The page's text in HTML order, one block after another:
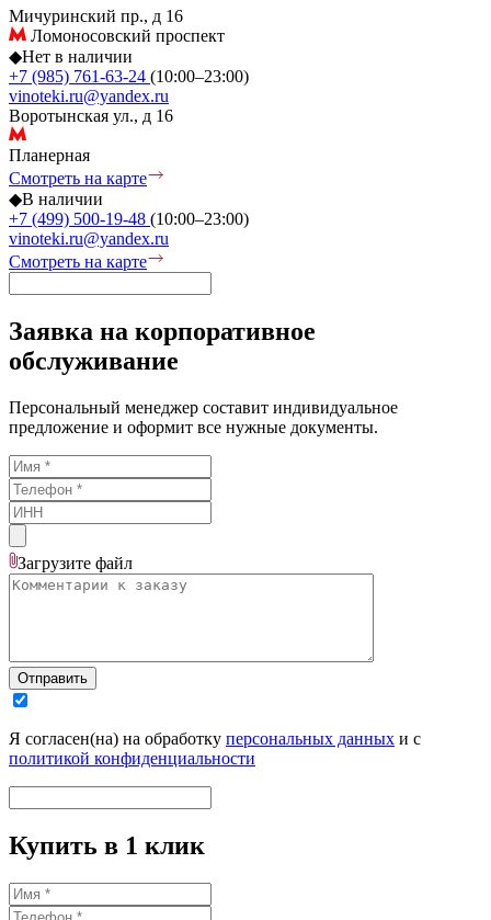
Мичуринский пр., д 16
Ломоносовский проспект
◆Нет в наличии
+7 (985) 761-63-24 (10:00–23:00)
vinoteki.ru@yandex.ru
Воротынская ул., д 16
Планерная
Смотреть на карте
◆В наличии
+7 (499) 500-19-48 (10:00–23:00)
vinoteki.ru@yandex.ru
Смотреть на карте
Заявка на корпоративное
обслуживание
Персональный менеджер составит индивидуальное
предложение и оформит все нужные документы.
Загрузите файл
Отправить
Я согласен(на) на обработку персональных данных и с
политикой конфиденциальности
Купить в 1 клик